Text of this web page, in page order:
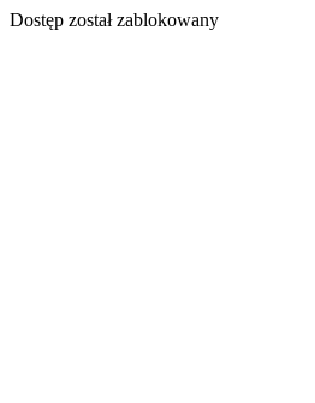
Dostęp został zablokowany